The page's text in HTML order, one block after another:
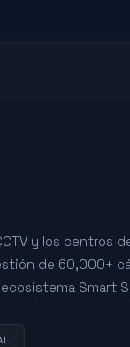
y los centros
de 60,000+
Smart